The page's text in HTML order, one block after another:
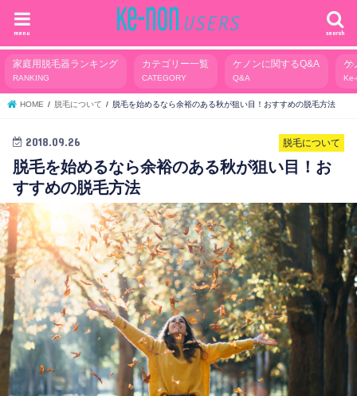
search
menu
家庭用脱毛器ランキング
RANKING
カテゴリー一覧
CATEGORY
ケノンに関するQ&A
Q&A
ケ
HOME 脱毛について 脱毛を始めるなら余裕のある秋が狙い目！おすすめの脱毛方法
脱毛について
2018.09.26
脱毛を始めるなら余裕のある秋が狙い目！お
すすめの脱毛方法